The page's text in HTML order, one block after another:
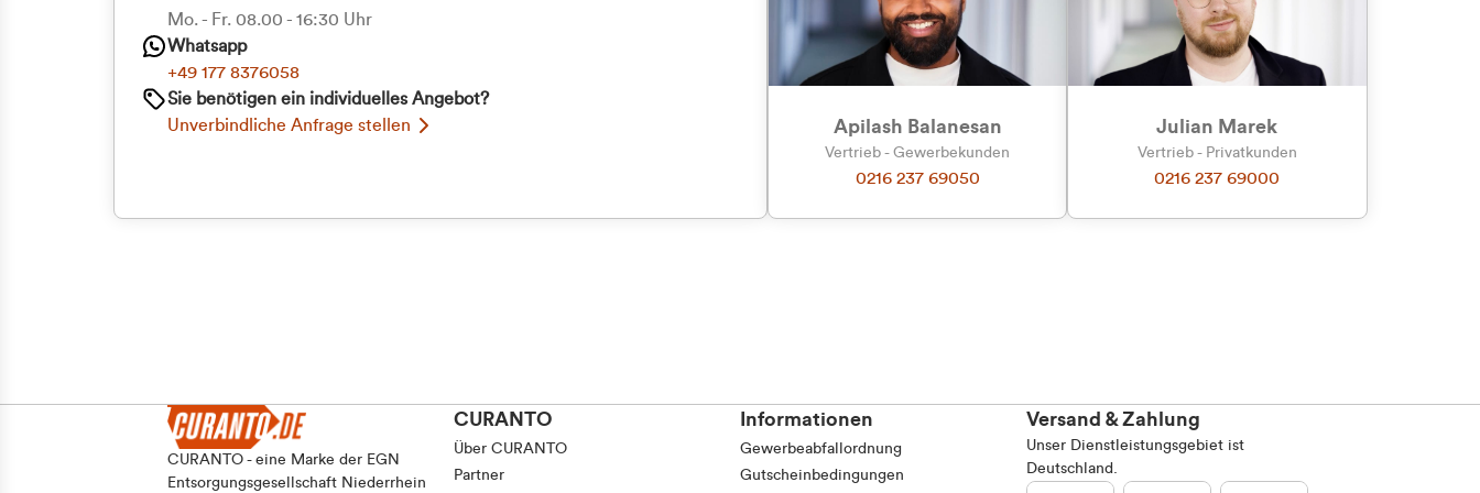
Einwilligungsauswahl
Statistiken Marketing
Mo. - Fr. 08.00 - 16:30 Uhr
Whatsapp
+49 177 8376058
Sie benötigen ein individuelles Angebot?
Unverbindliche Anfrage stellen
Apilash Balanesan
Vertrieb - Gewerbekunden
0216 237 69050
Julian Marek
Vertrieb - Privatkunden
0216 237 69000
CURANTO - eine Marke der EGN
Entsorgungsgesellschaft Niederrhein
CURANTO
Über CURANTO
Partner
Informationen
Gewerbeabfallordnung
Gutscheinbedingungen
Versand & Zahlung
Unser Dienstleistungsgebiet ist
Deutschland.